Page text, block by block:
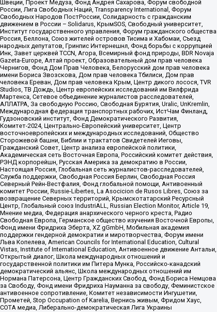
Швеции, Проект Медуза, Фонд Андрея Сахарова, Форум свободной
России, Лига Свободных Наций, Transparеncy International, Форум
Свободных Народов ПостРоссии, Солидарность с гражданским
движением в России – Solidarus, КрымSOS, Свободный университет,
Институт государственного управления, Форум гражданского общества
Россия, Беллона, Союз жителей островов Тисима и Хабомаи, Съезд
народных депутатов, Гринпис Интернешнл, Фонд борьбы с коррупцией
Инк, Завет церквей TCCN, Агора, Всемирный фонд природы, BDR Novaja
Gazeta-Europe, Алтай проект, Образовательный дом прав человека
Чернигов, Фонд Дом Прав Человека, Белорусский дом прав человека
имени Бориса Звозскова, Дом прав человека Тбилиси, Дом прав
человека Ереван, Дом прав человека Крым, Центр дикого лосося, TVR
Studios, ТВ Дождь, Центр европейских исследований им Вилфрида
Мартенса, Сетевое объединение журналистов расследователей,
АЛЛАТРА, За свободную Россию, Свободная Бурятия, Uralic, UnKremlin,
Международная федерация транспортных рабочих, ИстЧам Финланд,
Гудзоновский институт, Фонд Демократического Развития,
Комитет-2024, Центрально-Европейский университет, Центр
восточноевропейских и международных исследований, Общество
Сторожевой башни, Библии и трактатов Свидетелей Иеговы,
Гражданский Совет, Центр анализа европейской политики,
Академическая сеть Восточная Европа, Российский комитет действия,
РЭНД корпорейшн, Русская Америка за демократию в России,
Настоящая Россия, Глобальная сеть журналистов-расследователей,
Служба поддержки, Свободная Россия Берлин, Свободная Россия
Северный Рейн-Вестфалия, Фонд глобальной помощи, Антивоенный
комитет России, Russie-Libertes, La Asocicion de Rusos Libres, Союз за
возвращение Северных территорий, Крымскотатарский Ресурсный
Центр, Глобальный союз IndustriALL, Russian Election Monitor, Article 19,
Мнение медиа, Федерация анархического черного креста, Радио
Свободная Европа, Германское общество изучения Восточной Европы,
Фонд имени Фридриха Эберта, XZ gGmbH, Мобильная академия
поддержки гендерной демократии и миротворчества, Форум имени
Льва Копелева, American Councils for International Education, Cultural
Vistas, Institute of International Education, Антивоенное движение Антальи,
Открытый диалог, Школа международных отношений и
государственной политики им Питера Мунка, Российско-канадский
демократический альянс, Школа международных отношений им
Нормана Патерсона, Центр Гражданских Свобод, Фонд Бориса Немцова
за Свободу, Фонд имени Фридриха Науманна за свободу, Феминистское
антивоенное сопротивление, Комитет независимости Ингушетии,
Прометей, Stop Occupation of Karelia, Вернись живым, Фридом Хаус,
СОТА медиа, Либерально-демократическая Лига Украины